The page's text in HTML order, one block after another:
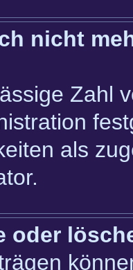
nicht
Zahl
als
oder